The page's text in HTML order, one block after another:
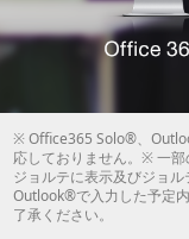
※ Office365 Solo®、
応しておりません。※ 一
ジョルテに表示及びジョ
Outlook®で入力した予定
了承ください。